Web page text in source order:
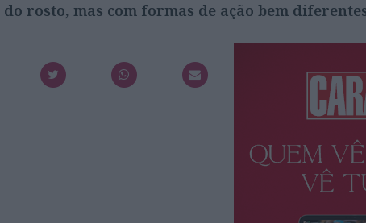
rosto, mas com formas de ação bem